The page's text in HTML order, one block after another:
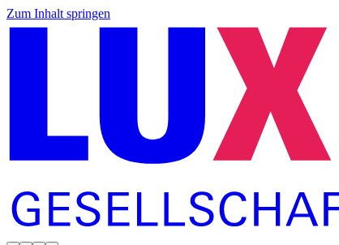
Zum Inhalt springen